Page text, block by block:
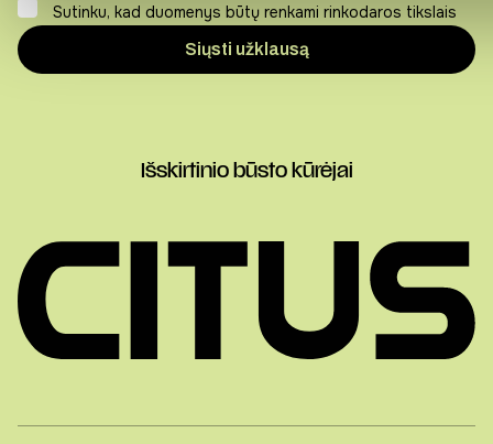
Sutinku, kad duomenys būtų renkami rinkodaros tikslais
Išskirtinio būsto kūrėjai